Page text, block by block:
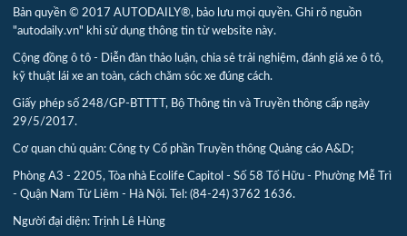
Bản quyền © 2017 AUTODAILY®, bảo lưu mọi quyền. Ghi rõ nguồn
"autodaily.vn" khi sử dụng thông tin từ website này.
Cộng đồng ô tô - Diễn đàn thảo luận, chia sẻ trải nghiệm, đánh giá xe ô tô,
kỹ thuật lái xe an toàn, cách chăm sóc xe đúng cách.
Giấy phép số 248/GP-BTTTT, Bộ Thông tin và Truyền thông cấp ngày
29/5/2017.
Cơ quan chủ quản: Công ty Cổ phần Truyền thông Quảng cáo A&D;
Phòng A3 - 2205, Tòa nhà Ecolife Capitol - Số 58 Tố Hữu - Phường Mễ Trì
- Quận Nam Từ Liêm - Hà Nội. Tel: (84-24) 3762 1636.
Người đại diện: Trịnh Lê Hùng